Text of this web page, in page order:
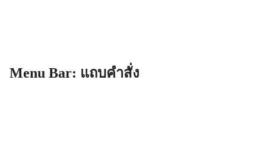
Menu Bar: แถบคำสั่ง